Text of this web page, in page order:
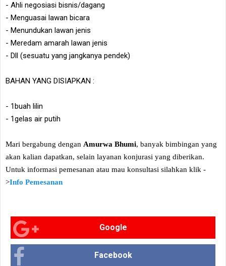
- Ahli negosiasi bisnis/dagang
- Menguasai lawan bicara
- Menundukan lawan jenis
- Meredam amarah lawan jenis
- Dll (sesuatu yang jangkanya pendek)
BAHAN YANG DISIAPKAN :
- 1buah lilin
- 1gelas air putih
Mari bergabung dengan Amurwa Bhumi, banyak bimbingan yang
akan kalian dapatkan, selain layanan konjurasi yang diberikan.
Untuk informasi pemesanan atau mau konsultasi silahkan klik -
>Info Pemesanan
Google
Facebook